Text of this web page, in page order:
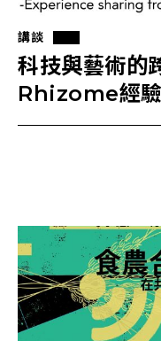
講談
科技與藝術的
Rhizome經